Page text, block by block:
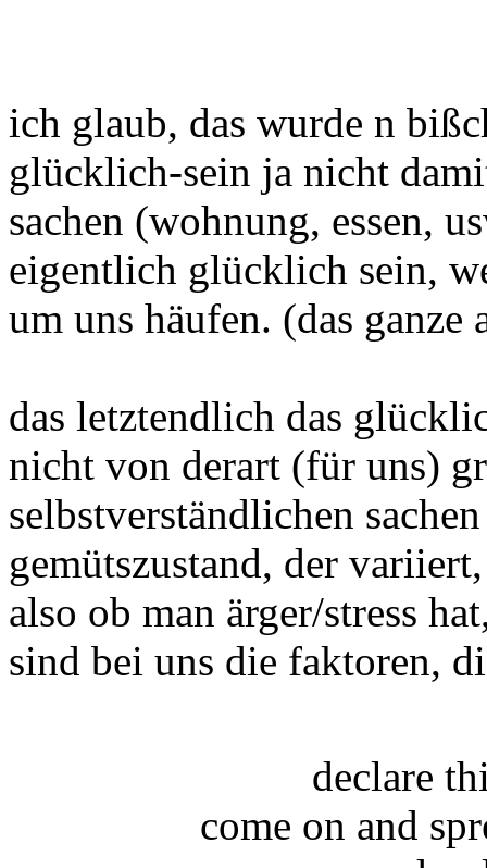
ich glaub, das wurde n
glücklich-sein ja nicht
sachen (wohnung, essen,
eigentlich glücklich sein,
um uns häufen. (das ganze
das letztendlich das
nicht von derart (für uns)
selbstverständlichen
gemütszustand, der
also ob man ärger/stress
sind bei uns die faktoren,
declare
come on and